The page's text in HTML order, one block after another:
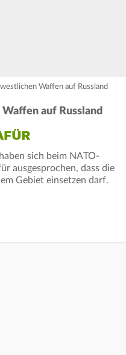
Waffen auf Russland
auf Russland
sich beim NATO-
ausgesprochen, dass die
Gebiet einsetzen darf.